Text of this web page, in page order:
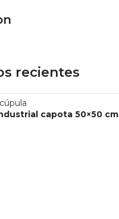
recientes
capota 50×50 cm